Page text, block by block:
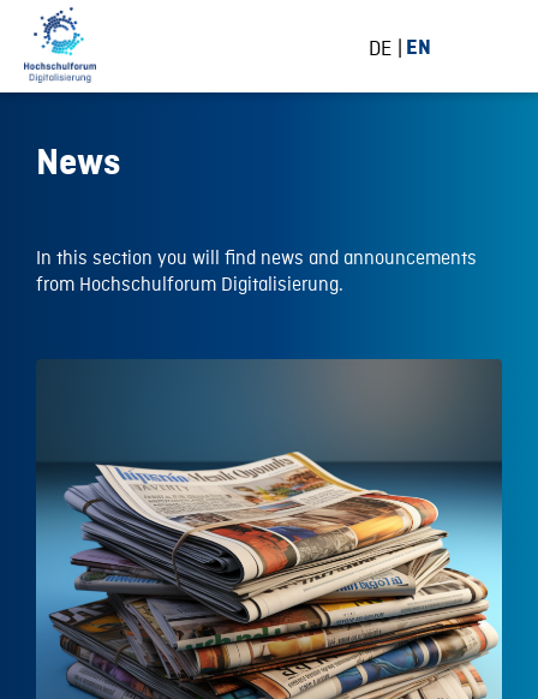
DE EN
News
In this section you will find news and announcements
from Hochschulforum Digitalisierung.